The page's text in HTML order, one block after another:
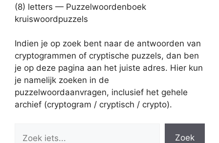
(8) letters — Puzzelwoordenboek
kruiswoordpuzzels
Indien je op zoek bent naar de antwoorden van
cryptogrammen of cryptische puzzels, dan ben
je op deze pagina aan het juiste adres. Hier kun
je namelijk zoeken in de
puzzelwoordaanvragen, inclusief het gehele
archief (cryptogram / cryptisch / crypto).
Zoek